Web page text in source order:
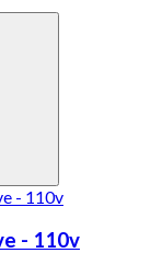
- 110v